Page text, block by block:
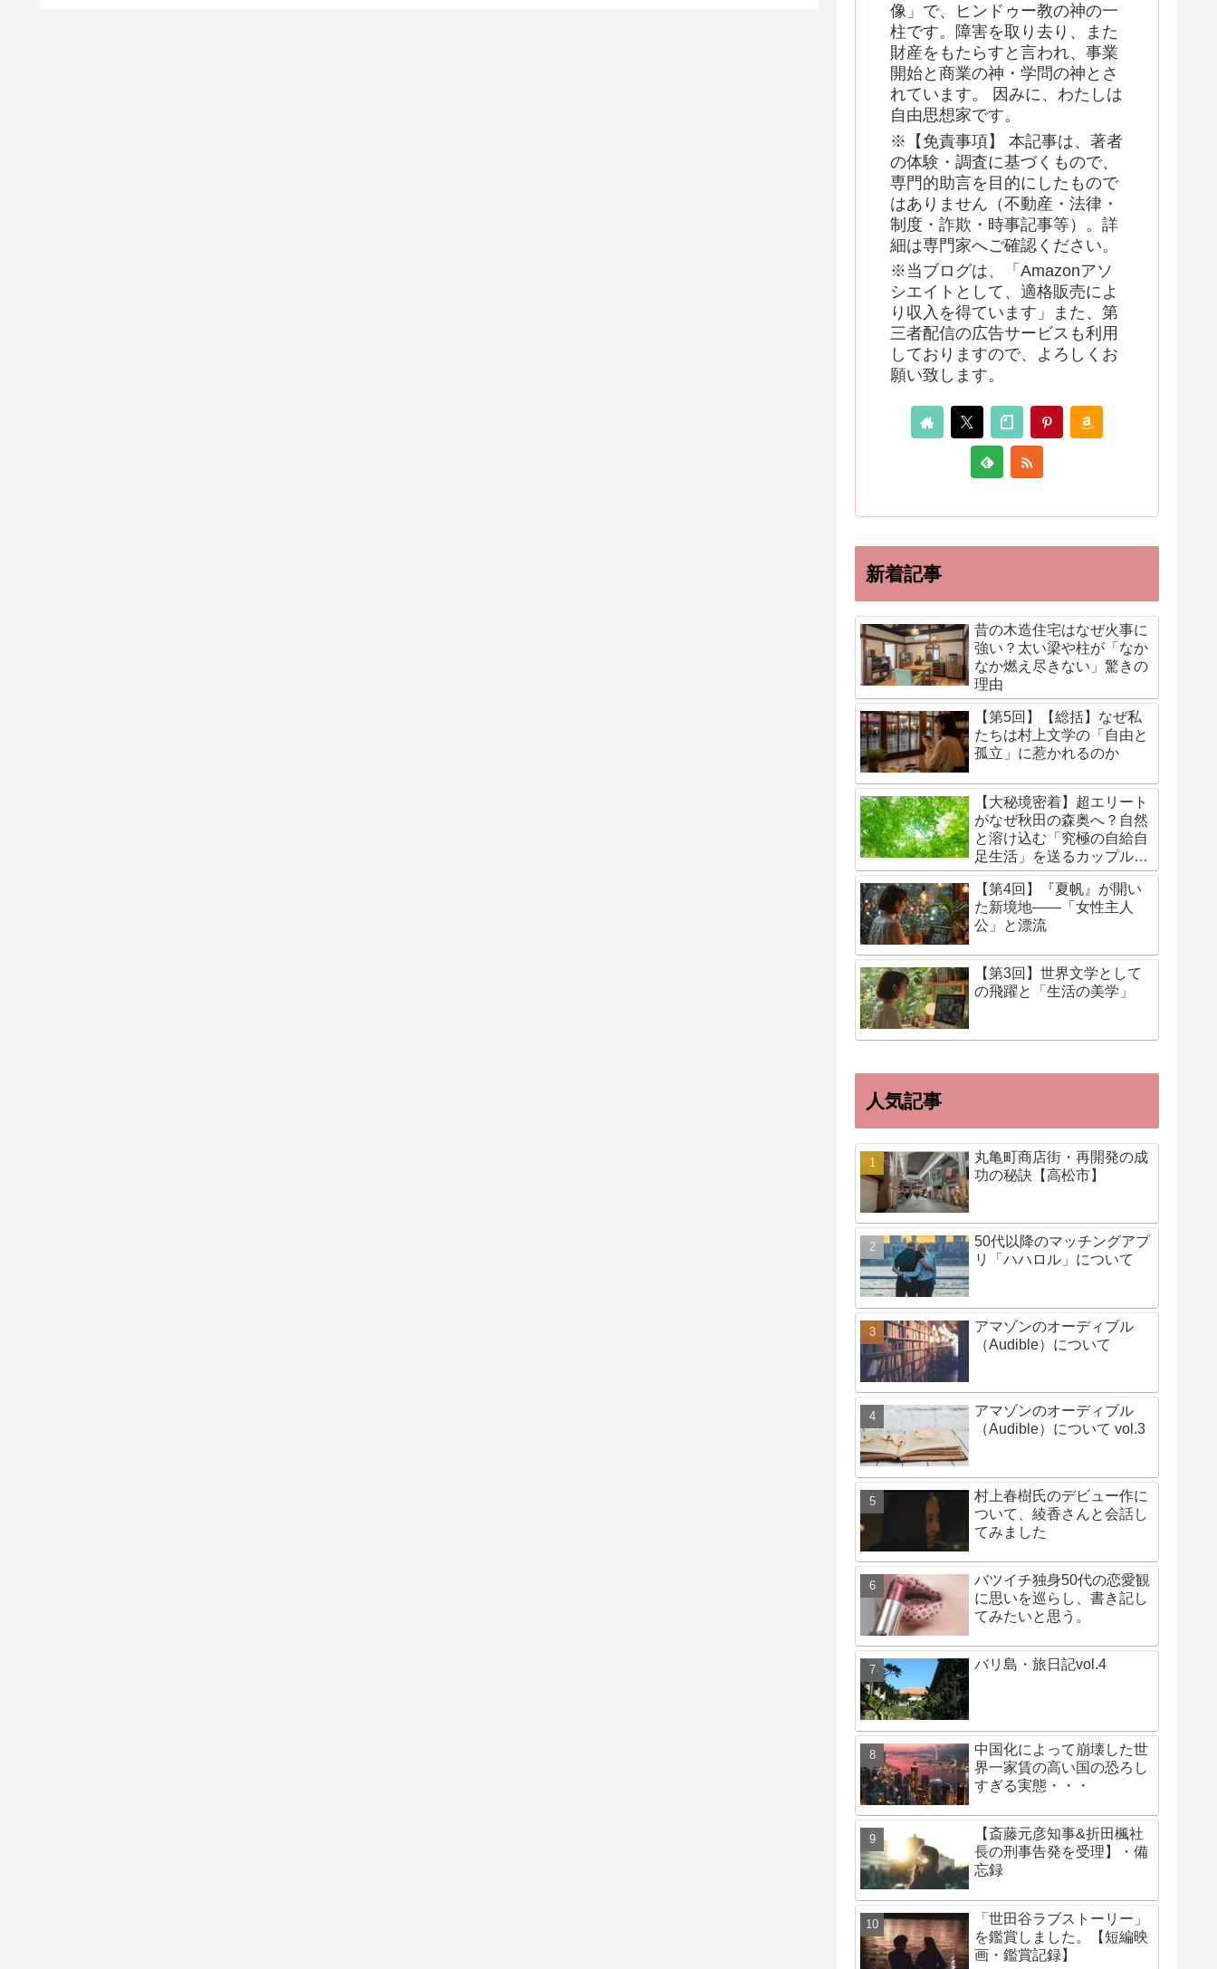
像」で、ヒンドゥー教の神の一
柱です。障害を取り去り、また
財産をもたらすと言われ、事業
開始と商業の神・学問の神とさ
れています。 因みに、わたしは
自由思想家です。
※【免責事項】 本記事は、著者
の体験・調査に基づくもので、
専門的助言を目的にしたもので
はありません（不動産・法律・
制度・詐欺・時事記事等）。詳
細は専門家へご確認ください。
※当ブログは、「Amazonアソ
シエイトとして、適格販売によ
り収入を得ています」また、第
三者配信の広告サービスも利用
しておりますので、よろしくお
願い致します。
新着記事
昔の木造住宅はなぜ火事に
強い？太い梁や柱が「なか
なか燃え尽きない」驚きの
理由
【第5回】【総括】なぜ私
たちは村上文学の「自由と
孤立」に惹かれるのか
【大秘境密着】超エリート
がなぜ秋田の森奥へ？自然
と溶け込む「究極の自給自
足生活」を送るカップルに
迫る！
【第4回】『夏帆』が開い
た新境地——「女性主人
公」と漂流
【第3回】世界文学として
の飛躍と「生活の美学」
人気記事
丸亀町商店街・再開発の成
功の秘訣【高松市】
50代以降のマッチングアプ
リ「ハハロル」について
アマゾンのオーディブル
（Audible）について
アマゾンのオーディブル
（Audible）について vol.3
村上春樹氏のデビュー作に
ついて、綾香さんと会話し
てみました
バツイチ独身50代の恋愛観
に思いを巡らし、書き記し
てみたいと思う。
バリ島・旅日記vol.4
中国化によって崩壊した世
界一家賃の高い国の恐ろし
すぎる実態・・・
【斎藤元彦知事&折田楓社
長の刑事告発を受理】・備
忘録
「世田谷ラブストーリー」
を鑑賞しました。【短編映
画・鑑賞記録】